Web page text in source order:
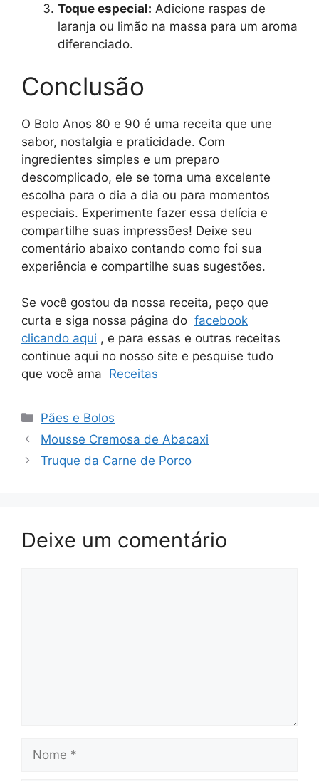
Toque especial: Adicione raspas de
laranja ou limão na massa para um aroma
diferenciado.
Conclusão
O Bolo Anos 80 e 90 é uma receita que une
sabor, nostalgia e praticidade. Com
ingredientes simples e um preparo
descomplicado, ele se torna uma excelente
escolha para o dia a dia ou para momentos
especiais. Experimente fazer essa delícia e
compartilhe suas impressões! Deixe seu
comentário abaixo contando como foi sua
experiência e compartilhe suas sugestões.
Se você gostou da nossa receita, peço que
curta e siga nossa página do facebook
clicando aqui , e para essas e outras receitas
continue aqui no nosso site e pesquise tudo
que você ama Receitas
Categorias
Pães e Bolos
Mousse Cremosa de Abacaxi
Truque da Carne de Porco
Deixe um comentário